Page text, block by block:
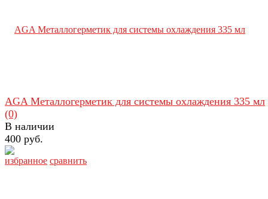
избранное сравнить
AGA Металлогерметик для системы охлаждения 335 мл
(0)
В наличии
400 руб.